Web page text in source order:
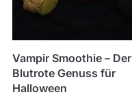
Vampir Smoothie – Der
Blutrote Genuss für
Halloween